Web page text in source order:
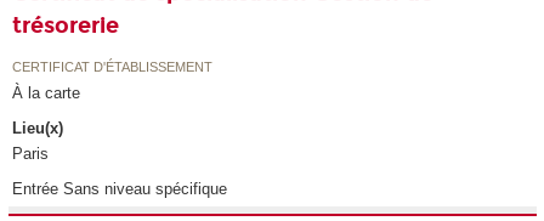
trésorerie
CERTIFICAT D'ÉTABLISSEMENT
À la carte
Lieu(x)
Paris
Entrée Sans niveau spécifique